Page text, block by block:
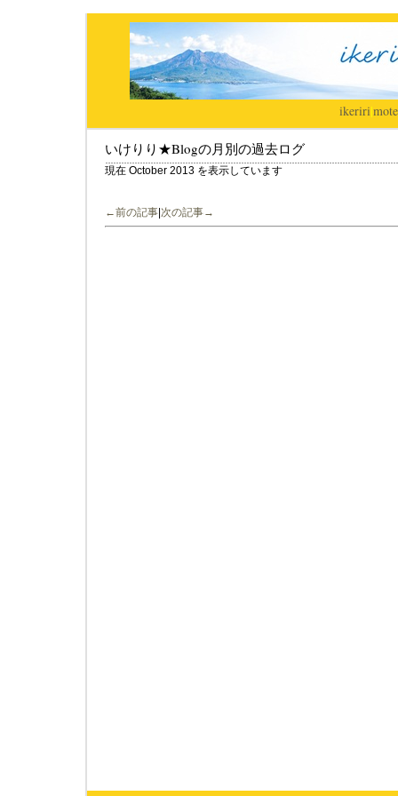
ikeriri|
いけりり★Blogの月別の過去ログ
現在 October 2013 を表示しています
←前の記事 次の記事→